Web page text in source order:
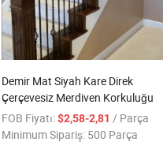
Demir Mat Siyah Kare Direk
Çerçevesiz Merdiven Korkuluğu
FOB Fiyatı:$2,58-2,81 / Parça
Minimum Sipariş: 500 Parça